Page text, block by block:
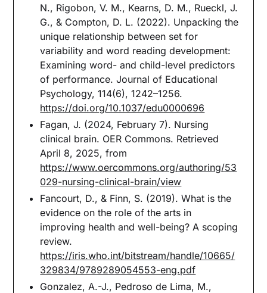
N., Rigobon, V. M., Kearns, D. M., Rueckl, J.
G., & Compton, D. L. (2022). Unpacking the
unique relationship between set for
variability and word reading development:
Examining word- and child-level predictors
of performance. Journal of Educational
Psychology, 114(6), 1242–1256.
https://doi.org/10.1037/edu0000696
Fagan, J. (2024, February 7). Nursing
clinical brain. OER Commons. Retrieved
April 8, 2025, from
https://www.oercommons.org/authoring/53
029-nursing-clinical-brain/view
Fancourt, D., & Finn, S. (2019). What is the
evidence on the role of the arts in
improving health and well-being? A scoping
review.
https://iris.who.int/bitstream/handle/10665/
329834/9789289054553-eng.pdf
Gonzalez, A.-J., Pedroso de Lima, M.,